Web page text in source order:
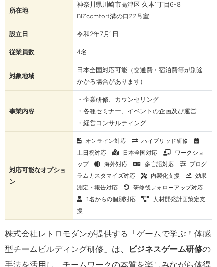
所在地
神奈川県川崎市高津区 久本1丁⽬6-8
BIZcomfort溝の⼝22号室
設立日 令和2年7月1日
従業員数 4名
対象地域
日本全国対応可能（交通費・宿泊費等が別途
かかる場合があります）
事業内容
・企業研修、カウンセリング
・各種セミナー、イベントの企画及び運営
・経営コンサルティング
対応可能なオプショ
ン
オンライン対応
ハイブリッド研修
土日祝対応
日本全国対応
ワークショ
ップ
海外対応 多言語対応
プログ
ラムカスタマイズ対応
内製化支援
効果
測定・報告対応
研修後フォローアップ対応
1名からの個別対応
人材開発計画策定支
援
株式会社レトロモダンが提供する「ゲームで学ぶ！体感
型チームビルディング研修」は、
ビジネスゲーム研修の
手法を活用し、チームワークの本質を楽しみながら体得